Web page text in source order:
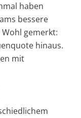
haben
bessere
gemerkt:
hinaus.
mit